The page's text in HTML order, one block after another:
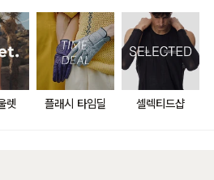
렛 플래시 타임딜 셀렉티드샵